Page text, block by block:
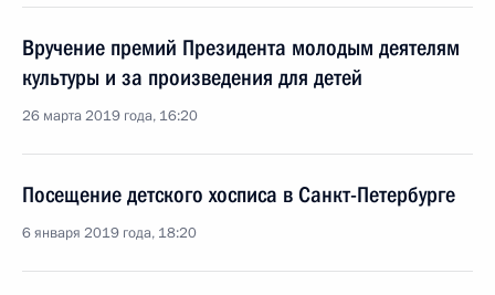
Вручение премий Президента молодым деятелям
культуры и за произведения для детей
26 марта 2019 года, 16:20
Посещение детского хосписа в Санкт-Петербурге
6 января 2019 года, 18:20